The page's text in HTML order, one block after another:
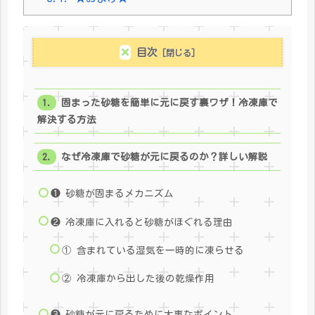
目次
固まった砂糖を簡単に元に戻す裏ワザ！冷凍庫で
解決する方法
なぜ冷凍庫で砂糖が元に戻るのか？詳しい解説
❶ 砂糖が固まるメカニズム
❷ 冷凍庫に入れると砂糖がほぐれる理由
① 含まれている湿気を一時的に凍らせる
② 冷凍庫から出した後の乾燥作用